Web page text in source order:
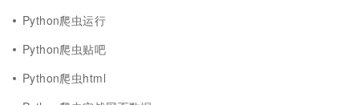
Python爬虫运行
Python爬虫贴吧
Python爬虫html